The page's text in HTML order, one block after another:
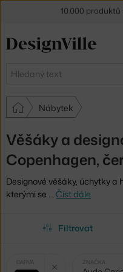
Hledat
Nábytek
Věšáky a
Copenhagen,
Designové věšáky, úchytky a
kterými se … Číst dále
Filtrovat
Vybrané
BARVA ZNAČKA
30 dní